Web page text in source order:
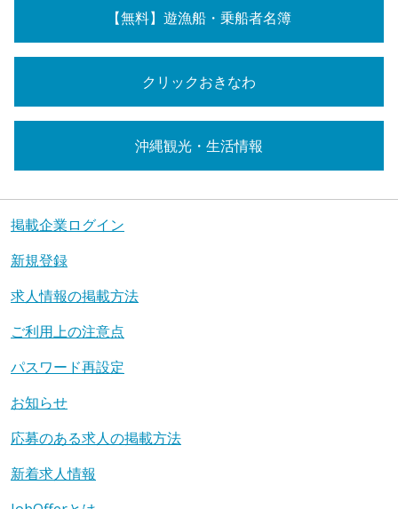
【無料】遊漁船・乗船者名簿
クリックおきなわ
沖縄観光・生活情報
掲載企業ログイン
新規登録
求人情報の掲載方法
ご利用上の注意点
パスワード再設定
お知らせ
応募のある求人の掲載方法
新着求人情報